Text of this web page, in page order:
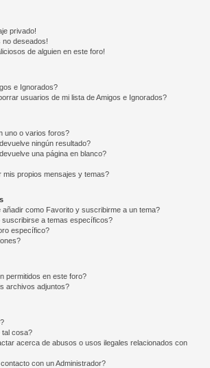
privado!
no deseados!
de alguien en este foro!
e Ignorados?
usuarios de mi lista de Amigos e Ignorados?
uno o varios foros?
ningún resultado?
una página en blanco?
mis propios mensajes y temas?
añadir como Favorito y suscribirme a un tema?
a temas específicos?
específico?
permitidos en este foro?
archivos adjuntos?
tal cosa?
acerca de abusos o usos ilegales relacionados con
con un Administrador?